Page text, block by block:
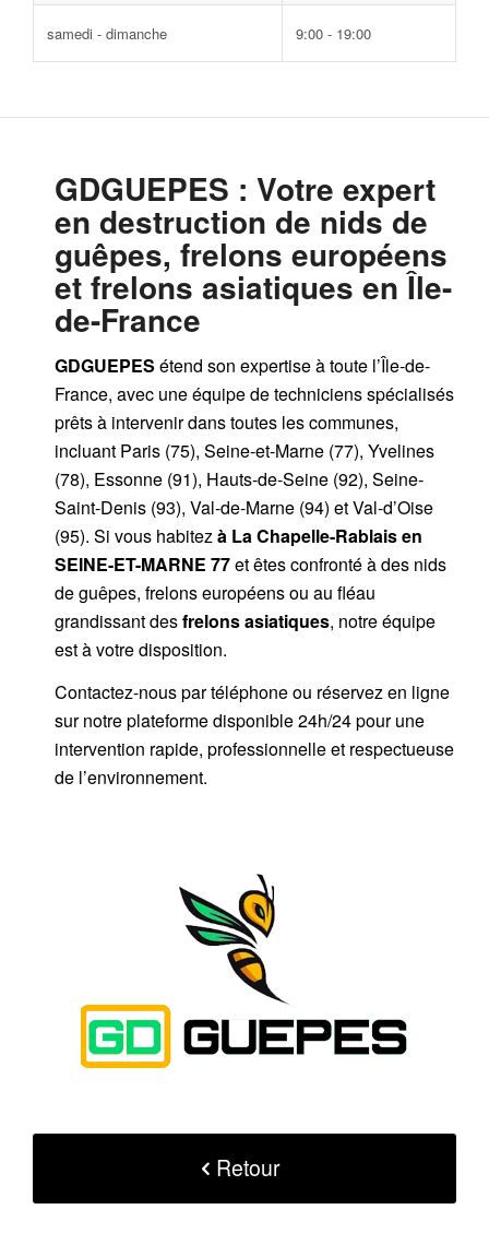
samedi - dimanche 9:00 - 19:00
GDGUEPES : Votre expert
en destruction de nids de
guêpes, frelons européens
et frelons asiatiques en Île-
de-France
GDGUEPES étend son expertise à toute l’Île-de-
France, avec une équipe de techniciens spécialisés
prêts à intervenir dans toutes les communes,
incluant Paris (75), Seine-et-Marne (77), Yvelines
(78), Essonne (91), Hauts-de-Seine (92), Seine-
Saint-Denis (93), Val-de-Marne (94) et Val-d’Oise
(95). Si vous habitez à La Chapelle-Rablaisen
SEINE-ET-MARNE 77et êtes confronté à des nids
de guêpes, frelons européens ou au fléau
grandissant desfrelons asiatiques, notre équipe
est à votre disposition.
Contactez-nous partéléphoneou réservez en ligne
sur notre plateforme disponible 24h/24pour une
intervention rapide, professionnelle et respectueuse
de l’environnement.
Retour